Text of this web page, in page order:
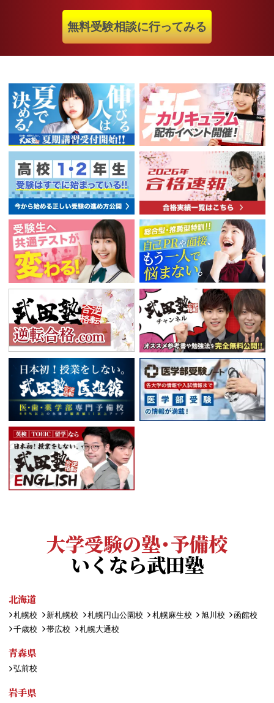
無料受験相談に行ってみる
大学受験の塾・予備校
いくなら武田塾
北海道
札幌校 新札幌校 札幌円山公園校 札幌麻生校 旭川校
函館校
千歳校
帯広校 札幌大通校
青森県
弘前校
岩手県